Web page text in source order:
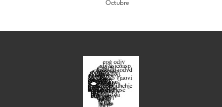
Octubre